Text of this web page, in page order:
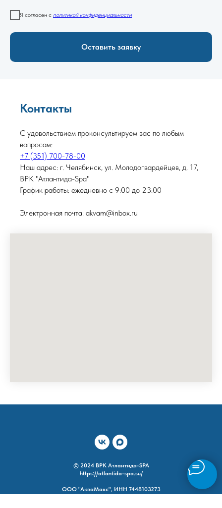
Я согласен с политикой конфиденциальности
Оставить заявку
Контакты
С удовольствием проконсультируем вас по любым
вопросам:
+7 (351) 700-78-00
Наш адрес: г. Челябинск, ул. Молодогвардейцев, д. 17,
ВРК "Атлантида-Spa"
График работы: ежедневно с 9:00 до 23:00
Электронная почта: akvam@inbox.ru
© 2024 ВРК Атлантида-SPA
https://atlantida-spa.su/
ООО "АкваМакс", ИНН 7448103273